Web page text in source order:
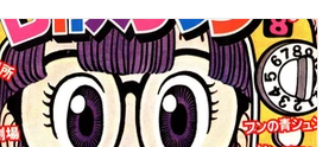
e encerramentos de séries - seja em
animê ou tokusatsu - sempre foram
tratadas como parte importante das
obras, e não apenas como vinhetas
musicais. O segmento da